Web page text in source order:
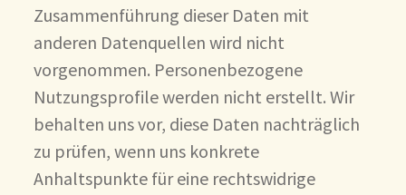
Zusammenführung dieser Daten mit
anderen Datenquellen wird nicht
vorgenommen. Personenbezogene
Nutzungsprofile werden nicht erstellt. Wir
behalten uns vor, diese Daten nachträglich
zu prüfen, wenn uns konkrete
Anhaltspunkte für eine rechtswidrige